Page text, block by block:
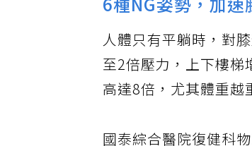
6種NG姿勢，加速
人體只有平躺時，對
至2倍壓力，上下樓梯
高達8倍，尤其體重越